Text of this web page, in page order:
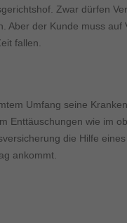
Zwar dürfen
Aber der Kunde muss
fallen.
Umfang seine
Enttäuschungen wie im
die Hilfe
ankommt.
Zugriff auf diese Inhalte
Cookie-